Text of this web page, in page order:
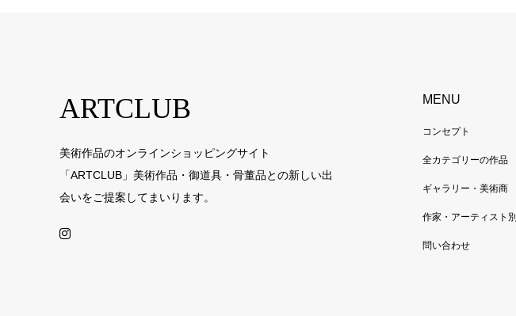
ARTCLUB
美術作品のオンラインショッピングサイト
「ARTCLUB」美術作品・御道具・骨董品との新しい出
会いをご提案してまいります。
MENU
コンセプト
全カテゴリーの作品
ギャラリー・美術商
作家・アーティスト別
問い合わせ